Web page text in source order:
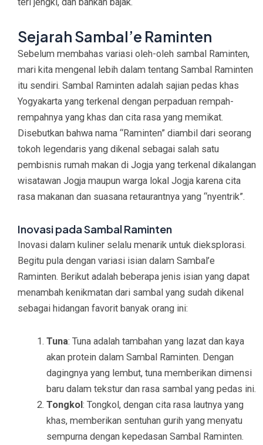
Sejarah Sambal’e Raminten
Sebelum membahas variasi oleh-oleh sambal Raminten,
mari kita mengenal lebih dalam tentang Sambal Raminten
itu sendiri. Sambal Raminten adalah sajian pedas khas
Yogyakarta yang terkenal dengan perpaduan rempah-
rempahnya yang khas dan cita rasa yang memikat.
Disebutkan bahwa nama “Raminten” diambil dari seorang
tokoh legendaris yang dikenal sebagai salah satu
pembisnis rumah makan di Jogja yang terkenal dikalangan
wisatawan Jogja maupun warga lokal Jogja karena cita
rasa makanan dan suasana retaurantnya yang “nyentrik”.
Inovasi pada Sambal Raminten
Inovasi dalam kuliner selalu menarik untuk dieksplorasi.
Begitu pula dengan variasi isian dalam Sambal’e
Raminten. Berikut adalah beberapa jenis isian yang dapat
menambah kenikmatan dari sambal yang sudah dikenal
sebagai hidangan favorit banyak orang ini:
Tuna: Tuna adalah tambahan yang lazat dan kaya
akan protein dalam Sambal Raminten. Dengan
dagingnya yang lembut, tuna memberikan dimensi
baru dalam tekstur dan rasa sambal yang pedas ini.
Tongkol: Tongkol, dengan cita rasa lautnya yang
khas, memberikan sentuhan gurih yang menyatu
sempurna dengan kepedasan Sambal Raminten.